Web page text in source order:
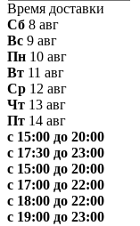
Время доставки
Сб 8 авг
Вс 9 авг
Пн 10 авг
Вт 11 авг
Ср 12 авг
Чт 13 авг
Пт 14 авг
с 15:00 до 20:00
с 17:30 до 23:00
с 15:00 до 20:00
с 17:00 до 22:00
с 18:00 до 22:00
с 19:00 до 23:00